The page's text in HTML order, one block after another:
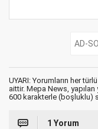
UYARI: Yorumların her
aittir. Mepa News,
600 karakterle (boşluklu)
1 Yorum